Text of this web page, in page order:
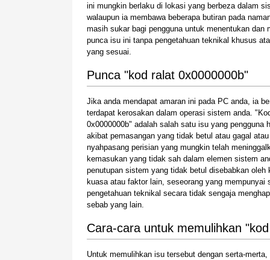
ini mungkin berlaku di lokasi yang berbeza dalam
walaupun ia membawa beberapa butiran pada
masih sukar bagi pengguna untuk menentukan dan
punca isu ini tanpa pengetahuan teknikal khusus
yang sesuai.
Punca "kod ralat 0x0000000b"
Jika anda mendapat amaran ini pada PC anda, ia
terdapat kerosakan dalam operasi sistem anda.
0x0000000b" adalah salah satu isu yang pengguna
akibat pemasangan yang tidak betul atau gagal atau
nyahpasang perisian yang mungkin telah
kemasukan yang tidak sah dalam elemen sistem
penutupan sistem yang tidak betul disebabkan oleh
kuasa atau faktor lain, seseorang yang mempunyai
pengetahuan teknikal secara tidak sengaja
sebab yang lain.
Cara-cara untuk memulihkan
Untuk memulihkan isu tersebut dengan serta-